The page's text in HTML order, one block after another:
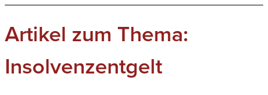
Artikel zum Thema:
Insolvenzentgelt